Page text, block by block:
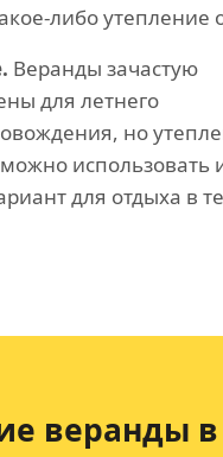
либо утепление
Веранды зачастую
для летнего
но
использовать
для отдыха в
веранды